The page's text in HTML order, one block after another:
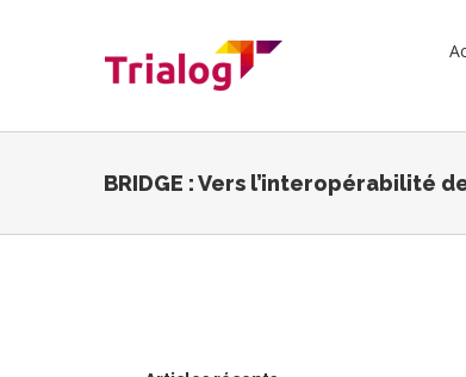
BRIDGE : Vers l’interopérabilité